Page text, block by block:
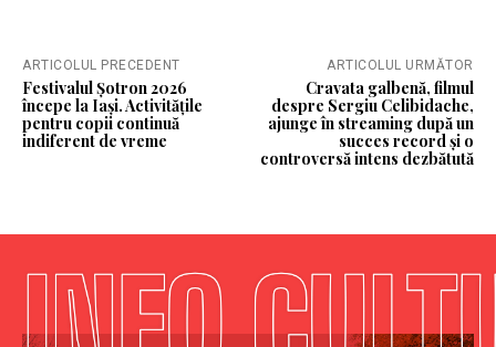
ARTICOLUL PRECEDENT
Festivalul Șotron 2026
începe la Iași. Activitățile
pentru copii continuă
indiferent de vreme
ARTICOLUL URMĂTOR
Cravata galbenă, filmul
despre Sergiu Celibidache,
ajunge în streaming după un
succes record și o
controversă intens dezbătută